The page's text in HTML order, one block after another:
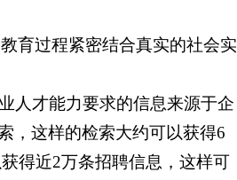
育过程紧密结合真实的社会实
人才能力要求的信息来源于企
，这样的检索大约可以获得6
得近2万条招聘信息，这样可